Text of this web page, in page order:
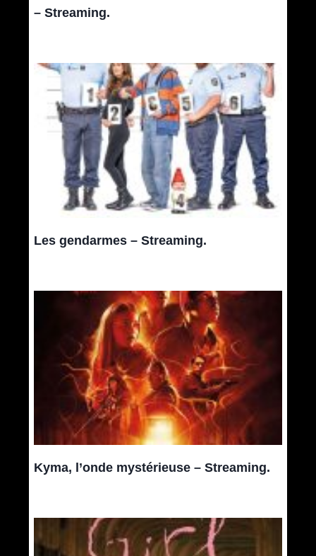
– Streaming.
Les gendarmes – Streaming.
Kyma, l’onde mystérieuse – Streaming.